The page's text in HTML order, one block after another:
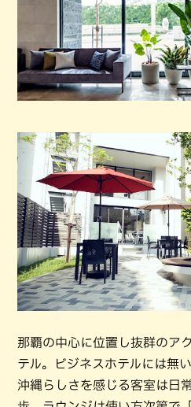
那覇の中心に位置し抜群のア
テル。ビジネスホテルには無
沖縄らしさを感じる客室は日